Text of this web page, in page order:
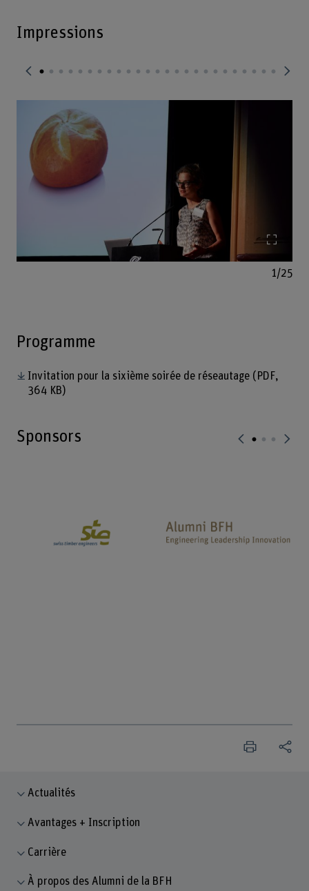
Impressions
1/25
Programme
Invitation pour la sixième soirée de réseautage (PDF,
364 KB)
Sponsors
Actualités
Avantages + Inscription
Carrière
À propos des Alumni de la BFH